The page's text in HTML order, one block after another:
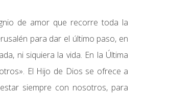
de amor que recorre toda la
para dar el último paso, en
ni siquiera la vida. En la Última
El Hijo de Dios se ofrece a
siempre con nosotros, para